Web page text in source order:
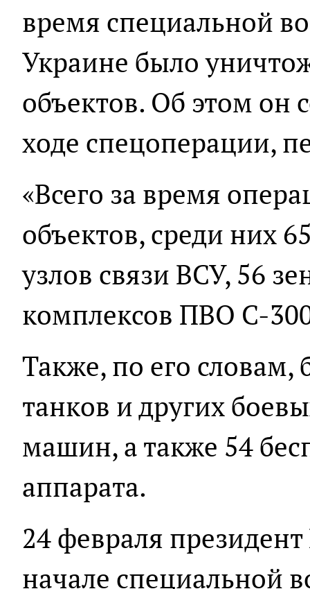
время специальной
Украине было
объектов. Об этом он
ходе спецоперации,
«Всего за время
объектов, среди них
узлов связи ВСУ, 56
комплексов ПВО С-
Также, по его
танков и других
машин, а также 54
аппарата.
24 февраля
начале специальной